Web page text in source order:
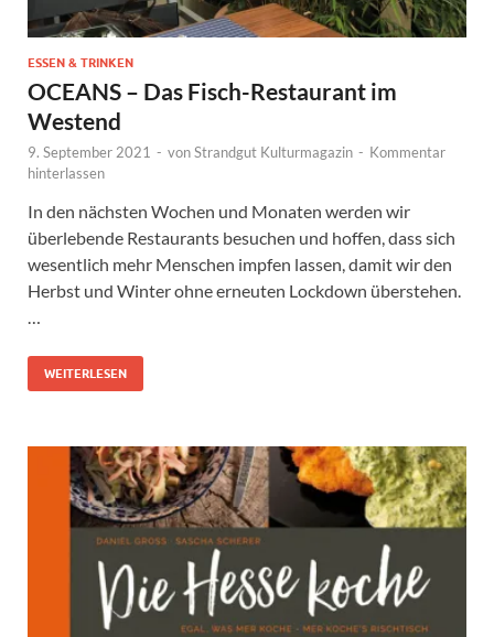
ESSEN & TRINKEN
OCEANS – Das Fisch-Restaurant im
Westend
9. September 2021 - vonStrandgut Kulturmagazin - Kommentar
hinterlassen
In den nächsten Wochen und Monaten werden wir
überlebende Restaurants besuchen und hoffen, dass sich
wesentlich mehr Menschen impfen lassen, damit wir den
Herbst und Winter ohne erneuten Lockdown überstehen.
…
WEITERLESEN